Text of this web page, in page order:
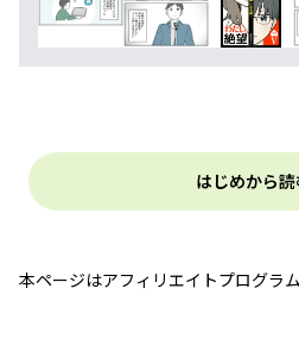
はじめから読
本ページはアフィリエイトプログラ